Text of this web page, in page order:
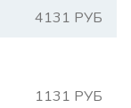
4131 РУБ
1131 РУБ